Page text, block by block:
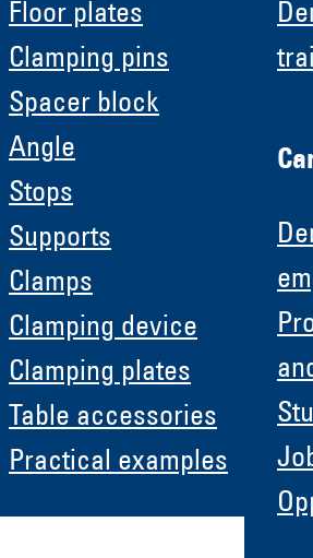
Floor plates
Clamping pins
Spacer block
Angle
Stops
Supports
Clamps
Clamping device
Clamping plates
Table accessories
Practical examples